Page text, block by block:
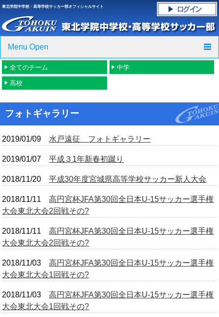
東北学院中学校・高等学校サッカー部オフィシャルサイト
Menu Open
TOP
クラブ紹介・進路実績
スケジュール
グラウンド・施設紹介
フォトギャラリー
応援グッズご案内
OB会
全てのチーム 中学
高校
フォトギャラリー
2019/01/09 水戸遠征 フォトギャラリー
2019/01/07平成３1年新春初蹴り
2018/11/20平成30年度宮城県高等学校サッカー新人大会
2018/11/11高円宮杯JFA第30回全日本U-15サッカー選手権
大会東北大会2回戦その?
2018/11/11高円宮杯JFA第30回全日本U-15サッカー選手権
大会東北大会2回戦その?
2018/11/03高円宮杯JFA第30回全日本U-15サッカー選手権
大会東北大会1回戦その?
2018/11/03高円宮杯JFA第30回全日本U-15サッカー選手権
大会東北大会1回戦その?